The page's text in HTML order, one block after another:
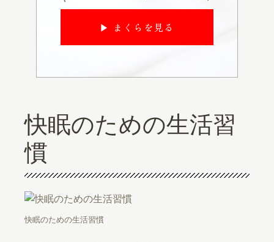
▶ まくらを見る
快眠のための生活習
慣
快眠のための生活習慣